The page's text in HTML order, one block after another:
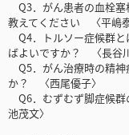
Q3．がん患者の血栓塞
教えてください 〈平嶋
Q4．トルソー症候群
ばよいですか？ 〈長谷
Q5．がん治療時の精神
か？ 〈西尾優子〉
Q6．むずむず脚症候
池茂文〉